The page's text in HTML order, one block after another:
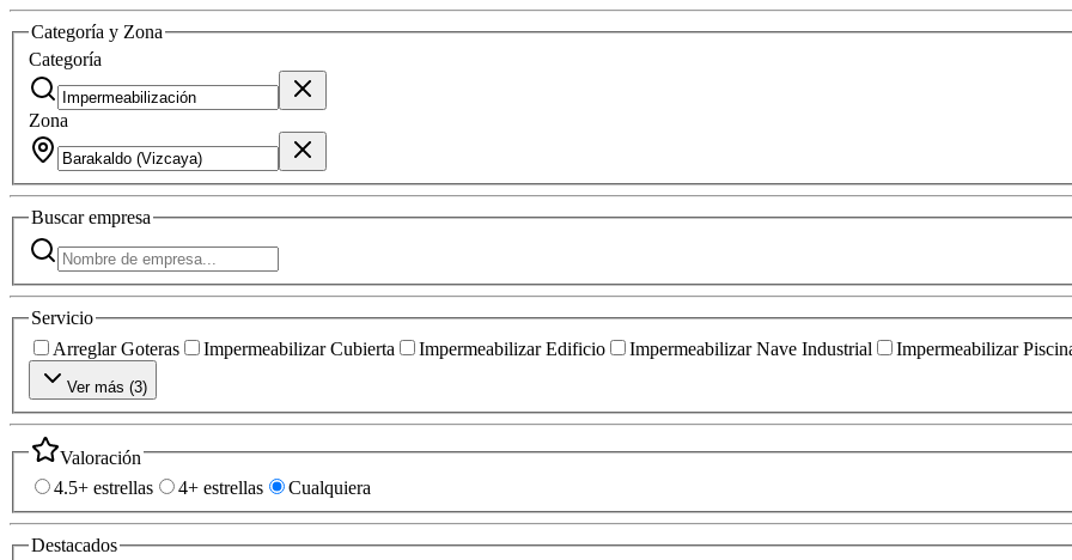
Categoría y Zona
Categoría
Zona
Buscarempresa
Servicio
Arreglar Goteras
Impermeabilizar Cubierta Impermeabilizar Edificio Impermeabilizar Nave Industrial Impermeabilizar
Ver más (3)
Valoración
4.5+ estrellas
4+ estrellas Cualquiera
Destacados